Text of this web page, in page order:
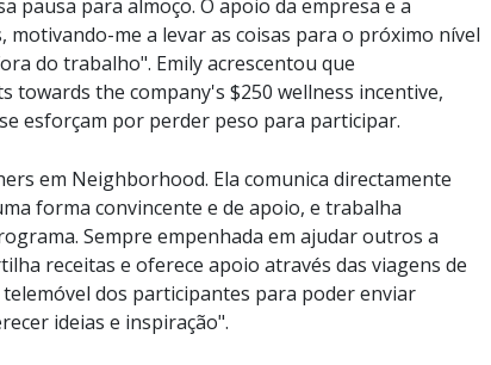
pausa para almoço. O apoio da empresa e a
me a levar as coisas para o próximo nível
do trabalho". Emily acrescentou que
the company's $250 wellness incentive,
esforçam por perder peso para participar.
em Neighborhood. Ela comunica directamente
forma convincente e de apoio, e trabalha
Sempre empenhada em ajudar outros a
receitas e oferece apoio através das viagens de
dos participantes para poder enviar
ideias e inspiração".